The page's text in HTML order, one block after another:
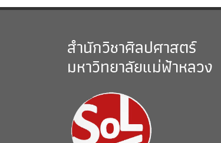
สำนักวิชาศิลปศาสตร์
มหาวิทยาลัยแม่ฟ้าหลวง